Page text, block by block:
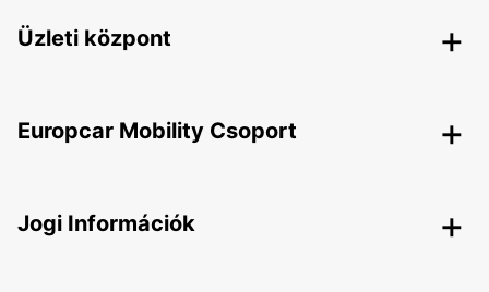
Üzleti központ
Europcar Mobility Csoport
Jogi Információk